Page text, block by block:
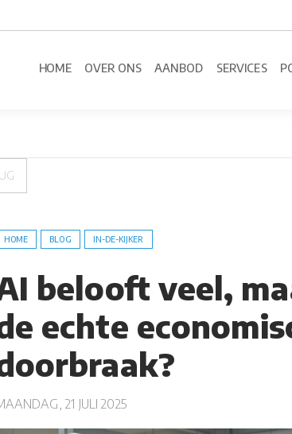
HOME OVER ONS AANBOD SERVICES
HOME BLOG IN-DE-KIJKER
belooft veel,
echte
21 JULI 2025